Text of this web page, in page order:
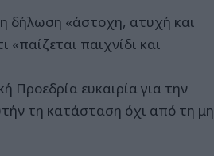
δήλωση «άστοχη, ατυχή και
παιχνίδι και
Προεδρία ευκαιρία για την
τη κατάσταση όχι από τη μη